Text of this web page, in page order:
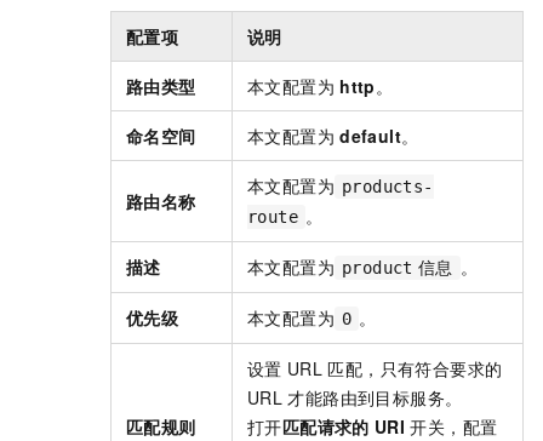
配置项 说明
路由类型 本文配置为 http 。
命名空间 本文配置为 default。
路由名称
本文配置为 products-
route 。
描述 本文配置为 product 信息 。
优先级 本文配置为 0 。
匹配规则
设置 URL 匹配，只有符合要求的
URL 才能路由到目标服务。
打开匹配请求的 URI 开关，配置